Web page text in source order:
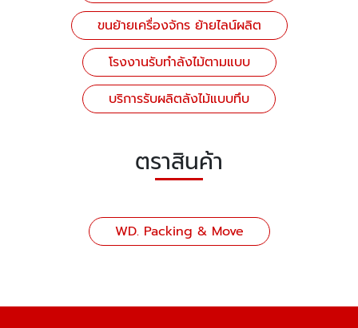
ขนย้ายเครื่องจักร ย้ายไลน์ผลิต
โรงงานรับทำลังไม้ตามแบบ
บริการรับผลิตลังไม้แบบทึบ
ตราสินค้า
WD. Packing & Move